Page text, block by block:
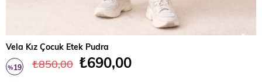
Vela Kız Çocuk Etek Pudra
%19 ₺850,00 ₺690,00